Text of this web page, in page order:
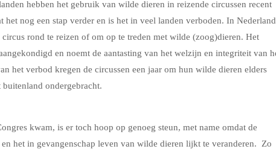
hebben het gebruik van wilde dieren in reizende circussen recent
het nog een stap verder en is het in veel landen verboden. In
rond te reizen of om op te treden met wilde (zoog)dieren. Het
en noemt de aantasting van het welzijn en integriteit van
het verbod kregen de circussen een jaar om hun wilde dieren elders
ondergebracht.
kwam, is er toch hoop op genoeg steun, met name omdat de
het in gevangenschap leven van wilde dieren lijkt te veranderen. Zo